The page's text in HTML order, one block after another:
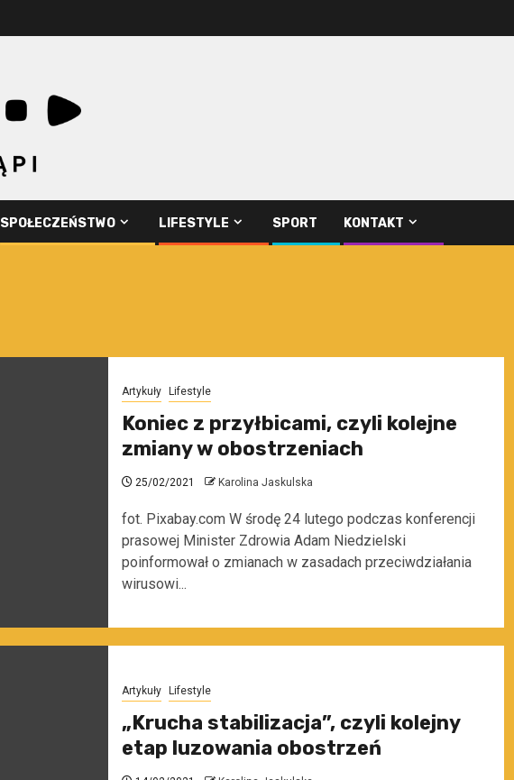
SPOŁECZEŃSTWO LIFESTYLE SPORT KONTAKT
Artykuły Lifestyle
Koniec z przyłbicami, czyli kolejne
zmiany w obostrzeniach
25/02/2021 Karolina Jaskulska
fot. Pixabay.com W środę 24 lutego podczas konferencji
prasowej Minister Zdrowia Adam Niedzielski
poinformował o zmianach w zasadach przeciwdziałania
wirusowi...
Artykuły Lifestyle
„Krucha stabilizacja”, czyli kolejny
etap luzowania obostrzeń